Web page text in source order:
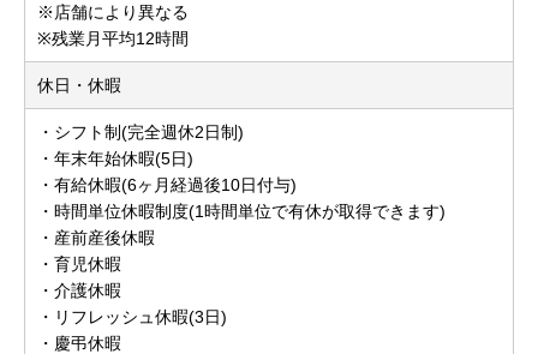
※店舗により異なる
※残業月平均12時間
休日・休暇
・シフト制(完全週休2日制)
・年末年始休暇(5日)
・有給休暇(6ヶ月経過後10日付与)
・時間単位休暇制度(1時間単位で有休が取得できます)
・産前産後休暇
・育児休暇
・介護休暇
・リフレッシュ休暇(3日)
・慶弔休暇